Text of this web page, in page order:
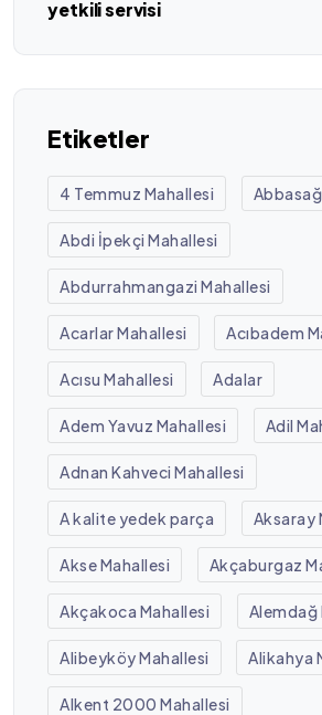
yetkili servisi
Etiketler
4 Temmuz Mahallesi
Abdi İpekçi Mahallesi
Abdurrahmangazi Mahallesi
Acarlar Mahallesi Acıbadem
Acısu Mahallesi Adalar
Adem Yavuz Mahallesi Adil
Adnan Kahveci Mahallesi
A kalite yedek parça Aksaray
Akse Mahallesi Akçaburgaz
Akçakoca Mahallesi Alemdağ
Alibeyköy Mahallesi Alikahya
Alkent 2000 Mahallesi